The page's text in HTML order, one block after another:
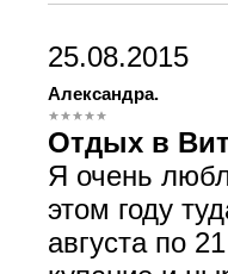
25.08.2015
Александра.
Отдых в
Я очень
этом году
августа по